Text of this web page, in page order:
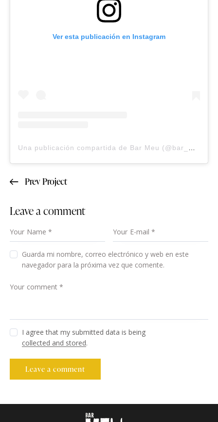
Ver esta publicación en Instagram
Una publicación compartida de Bar Meu (@bar_meu3.0)
Prev Project
Leave a comment
Guarda mi nombre, correo electrónico y web en este
navegador para la próxima vez que comente.
I agree that my submitted data is being
collected and stored.